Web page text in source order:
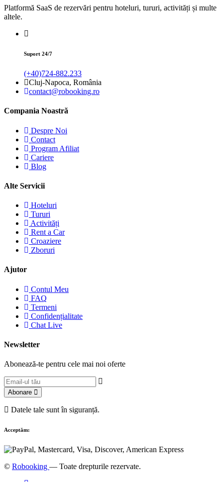
Platformă SaaS de rezervări pentru hoteluri, tururi, activități și multe
altele.
Suport 24/7
(+40)724-882.233
Cluj-Napoca, România
contact@robooking.ro
Compania Noastră
Despre Noi
Contact
Program Afiliat
Cariere
Blog
Alte Servicii
Hoteluri
Tururi
Activități
Rent a Car
Croaziere
Zboruri
Ajutor
Contul Meu
FAQ
Termeni
Confidențialitate
Chat Live
Newsletter
Abonează-te pentru cele mai noi oferte
Abonare
Datele tale sunt în siguranță.
Acceptăm:
© Robooking — Toate drepturile rezervate.